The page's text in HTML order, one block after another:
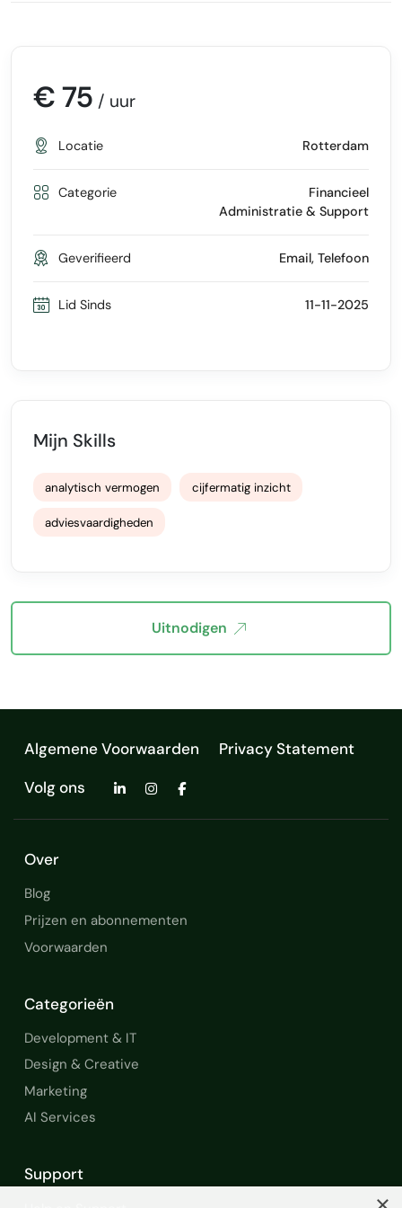
€ 75 / uur
Locatie Rotterdam
Categorie
Financieel
Administratie & Support
Geverifieerd Email, Telefoon
Lid Sinds 11-11-2025
Mijn Skills
analytisch vermogen cijfermatig inzicht
adviesvaardigheden
Uitnodigen
Algemene Voorwaarden
Privacy Statement
Volg ons
Over
Blog
Prijzen en abonnementen
Voorwaarden
Categorieën
Development & IT
Design & Creative
Marketing
AI Services
Support